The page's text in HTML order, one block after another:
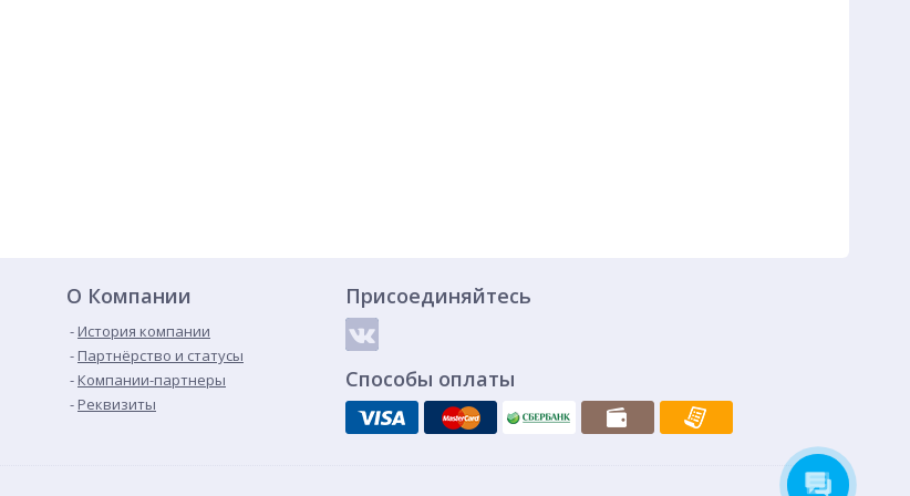
О Компании
История компании
Партнёрство и статусы
Компании-партнеры
Реквизиты
Присоединяйтесь
Способы оплаты